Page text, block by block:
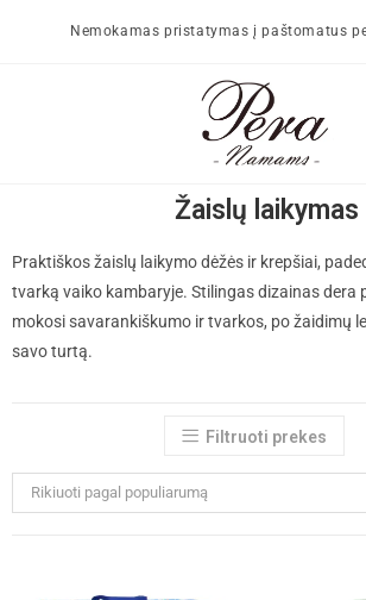
Nemokamas pristatymas į paštomatus
Žaislų laikymas
Praktiškos žaislų laikymo dėžės ir krepšiai,
tvarką vaiko kambaryje. Stilingas dizainas dera
mokosi savarankiškumo ir tvarkos, po žaidimų
savo turtą.
Filtruoti prekes
Rikiuoti pagal populiarumą